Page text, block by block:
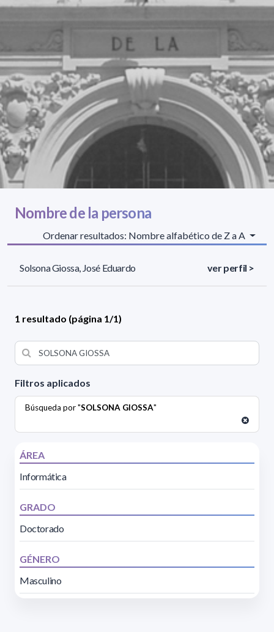
Filtros aplicados
Búsqueda por "SOLSONA GIOSSA"
ÁREA
Informática
GRADO
Doctorado
GÉNERO
Masculino
Nombre de la persona
Ordenar resultados: Nombre alfabético de Z a A
Solsona Giossa, José Eduardo ver perfil >
1 resultado (página 1/1)